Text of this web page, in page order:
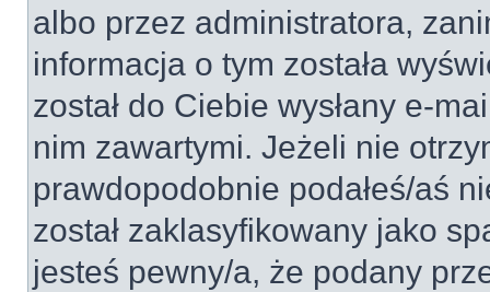
albo przez administratora,
informacja o tym została
został do Ciebie wysłany e-
nim zawartymi. Jeżeli nie
prawdopodobnie podałeś/aś
został zaklasyfikowany jako
jesteś pewny/a, że podany